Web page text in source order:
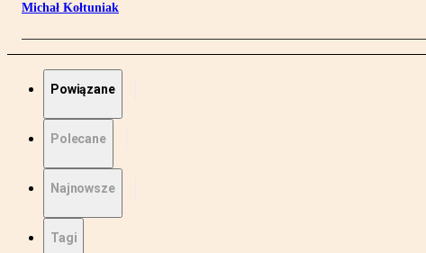
Michał Kołtuniak
Powiązane
Polecane
Najnowsze
Tagi